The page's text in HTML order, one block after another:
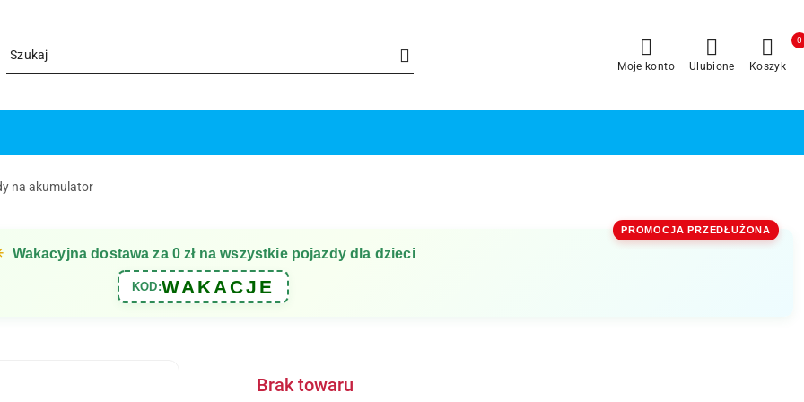
Moje konto Ulubione Koszyk
0
na akumulator
PROMOCJA PRZEDŁUŻONA
Wakacyjna dostawa za 0 zł na wszystkie pojazdy dla dzieci
KOD:WAKACJE
Brak towaru